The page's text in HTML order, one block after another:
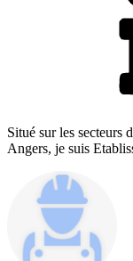
Situé sur les secteurs
Angers, je suis